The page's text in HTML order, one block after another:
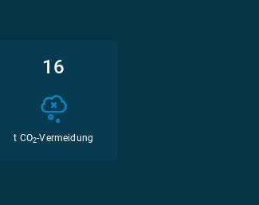
16
t CO2-Vermeidung